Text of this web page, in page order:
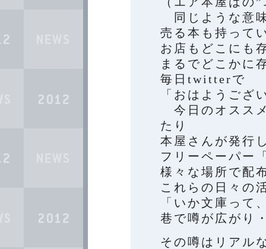
同じような意
売る本も持って
お店もどこにも
まるでどこかに
毎日twitterで
「おはようござ
今日のオスス
たり
本屋さんが発行
フリーペーパー
様々な場所で配
これらの日々の
「いか文庫って
巷で噂が広がり
その噂はリアル